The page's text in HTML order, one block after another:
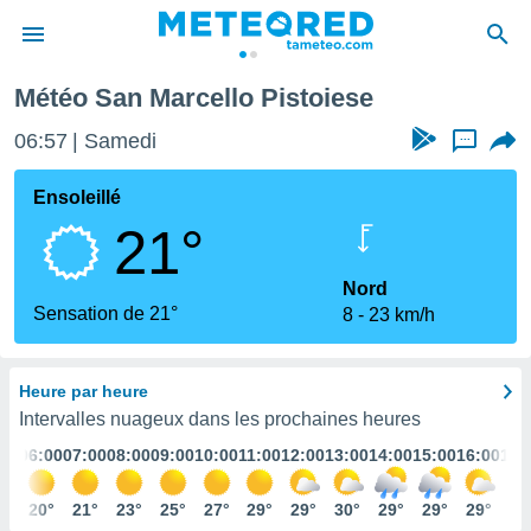
de
en
Météo San Marcello Pistoiese
06:57 Samedi ...
Ensoleillé
21°
Sensation de 21°
Nord
8
23 km/h
Heure par heure
Intervalles nuageux dans les prochaines heures
06:00
20°
07:00
21°
08:00
23°
09:00
25°
10:00
27°
11:00
29°
12:00
29°
13:00
30°
14:00
29°
15:00
29°
16:00
29°